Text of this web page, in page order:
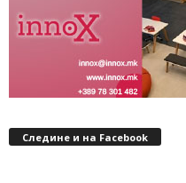
Следине и на Facebook